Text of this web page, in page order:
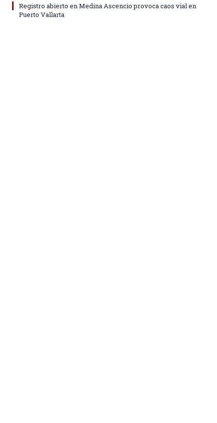
Registro abierto en Medina Ascencio provoca caos vial en
Puerto Vallarta